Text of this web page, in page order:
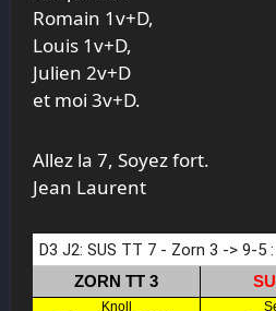
Romain 1v+D,
Louis 1v+D,
Julien 2v+D
et moi 3v+D.
Allez la 7, Soyez fort.
Jean Laurent